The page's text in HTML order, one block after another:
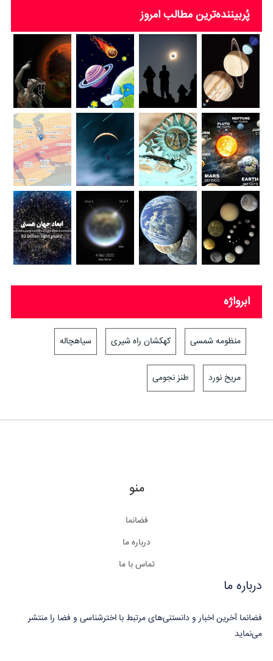
پُربیننده‌ترین‌ مطالب امروز
ابرواژه
منظومه شمسی کهکشان راه شیری سیاهچاله
مریخ نورد طنز نجومی
منو
فضانما
درباره ما
تماس با ما
درباره ما
فضانما آخرین اخبار و دانستنی‌های مرتبط با اخترشناسی و فضا را منتشر
می‌نماید